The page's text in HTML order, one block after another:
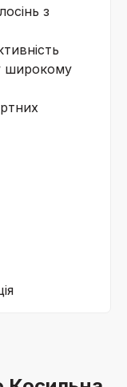
з
широкому